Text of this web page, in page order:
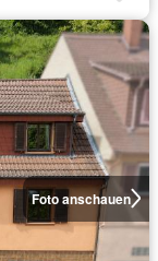
Foto anschauen